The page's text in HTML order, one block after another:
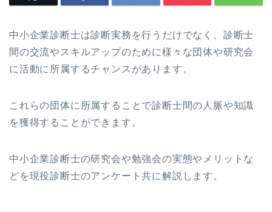
中小企業診断士は診断実務を行うだけでなく、診断士
間の交流やスキルアップのために様々な団体や研究会
に活動に所属するチャンスがあります。
これらの団体に所属することで診断士間の人脈や知識
を獲得することができます。
中小企業診断士の研究会や勉強会の実態やメリットな
どを現役診断士のアンケート共に解説します。